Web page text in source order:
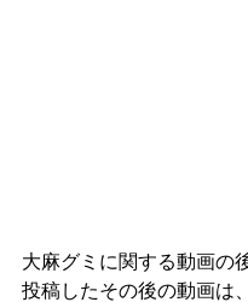
大麻グミに関する動画の
投稿したその後の動画は